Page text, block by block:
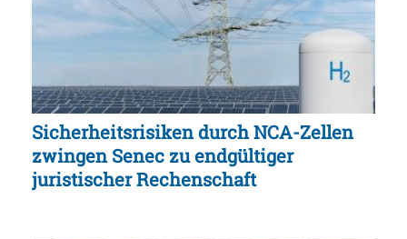
Sicherheitsrisiken durch NCA-Zellen
zwingen Senec zu endgültiger
juristischer Rechenschaft